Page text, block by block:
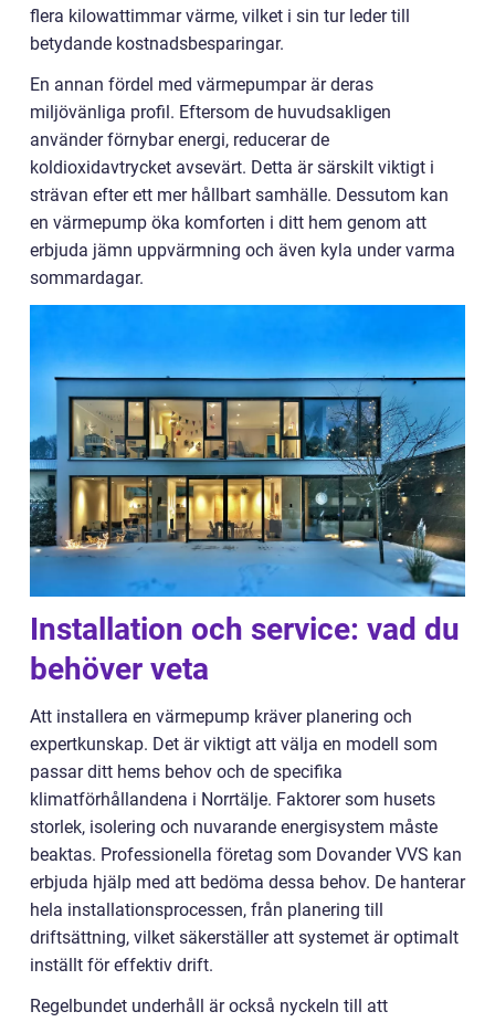
flera kilowattimmar värme, vilket i sin tur leder till
betydande kostnadsbesparingar.
En annan fördel med värmepumpar är deras
miljövänliga profil. Eftersom de huvudsakligen
använder förnybar energi, reducerar de
koldioxidavtrycket avsevärt. Detta är särskilt viktigt i
strävan efter ett mer hållbart samhälle. Dessutom kan
en värmepump öka komforten i ditt hem genom att
erbjuda jämn uppvärmning och även kyla under varma
sommardagar.
Installation och service: vad du
behöver veta
Att installera en värmepump kräver planering och
expertkunskap. Det är viktigt att välja en modell som
passar ditt hems behov och de specifika
klimatförhållandena i Norrtälje. Faktorer som husets
storlek, isolering och nuvarande energisystem måste
beaktas. Professionella företag som Dovander VVS kan
erbjuda hjälp med att bedöma dessa behov. De hanterar
hela installationsprocessen, från planering till
driftsättning, vilket säkerställer att systemet är optimalt
inställt för effektiv drift.
Regelbundet underhåll är också nyckeln till att